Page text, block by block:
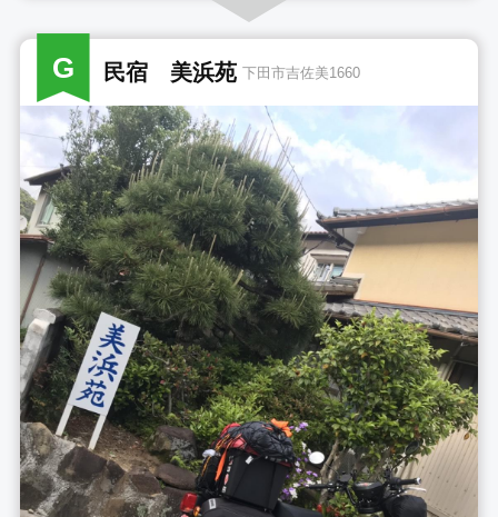
G 民宿 美浜苑 下田市吉佐美1660